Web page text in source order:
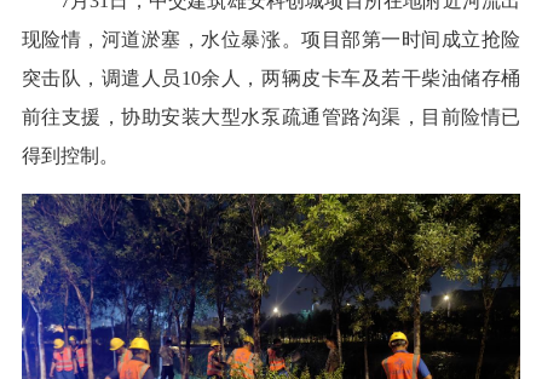
现险情，河道淤塞，水位暴涨。项目部第一时间成立抢险
突击队，调遣人员10余人，两辆皮卡车及若干柴油储存桶
前往支援，协助安装大型水泵疏通管路沟渠，目前险情已
得到控制。